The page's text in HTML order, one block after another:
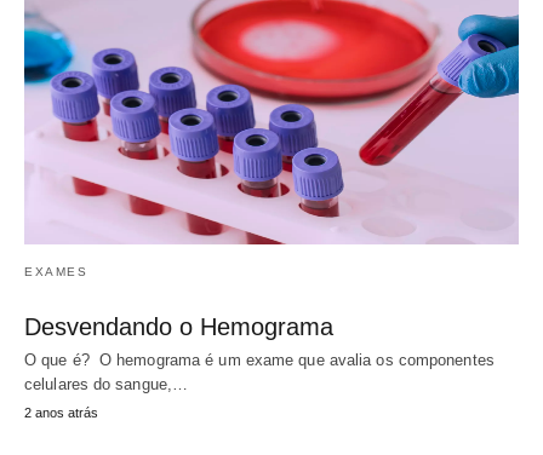
EXAMES
Desvendando o Hemograma
O que é? O hemograma é um exame que avalia os componentes
celulares do sangue,…
2 anos atrás